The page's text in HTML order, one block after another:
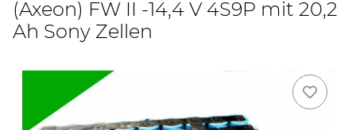
(Axeon) FW II -14,4 V 4S9P mit 20,2
Ah Sony Zellen